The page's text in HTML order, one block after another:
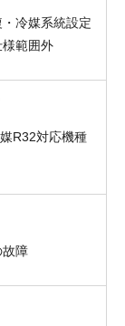
冷媒系統設定
範囲外
R32対応機種
故障